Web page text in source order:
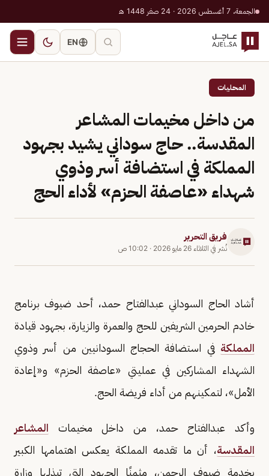
الجمعة، 7 أغسطس 2026 · 24 صفر 1448 هـ
EN
المحليات
من داخل مخيمات المشاعر
المقدسة.. حاج سوداني يشيد بجهود
المملكة في استضافة أسر وذوي
شهداء «عاصفة الحزم» لأداء الحج
فريق التحرير
نُشر في الثلاثاء 26 مايو 2026 · 10:02 ص
أشاد الحاج السوداني عبدالفتاح حمد، أحد ضيوف برنامج
خادم الحرمين الشريفين للحج والعمرة والزيارة، بجهود قيادة
المملكة في استضافة الحجاج السودانيين من أسر وذوي
الشهداء المشاركين في عمليتي «عاصفة الحزم» و«إعادة
الأمل»، لتمكينهم من أداء فريضة الحج.
وأكد عبدالفتاح حمد، من داخل مخيمات المشاعر
المقدسة، أن ما تقدمه المملكة يعكس اهتمامها الكبير
بخدمة ضيوف الرحمن، مثمنًا الجهود التي تبذلها وزارة